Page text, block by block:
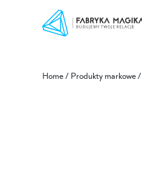
Home/ Produkty markowe/